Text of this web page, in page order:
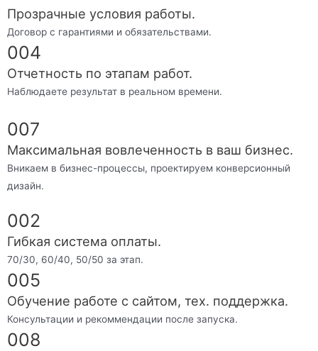
Прозрачные условия работы.
Договор с гарантиями и обязательствами.
004
Отчетность по этапам работ.
Наблюдаете результат в реальном времени.
007
Максимальная вовлеченность в ваш бизнес.
Вникаем в бизнес-процессы, проектируем конверсионный
дизайн.
002
Гибкая система оплаты.
70/30, 60/40, 50/50 за этап.
005
Обучение работе с сайтом, тех. поддержка.
Консультации и рекоммендации после запуска.
008